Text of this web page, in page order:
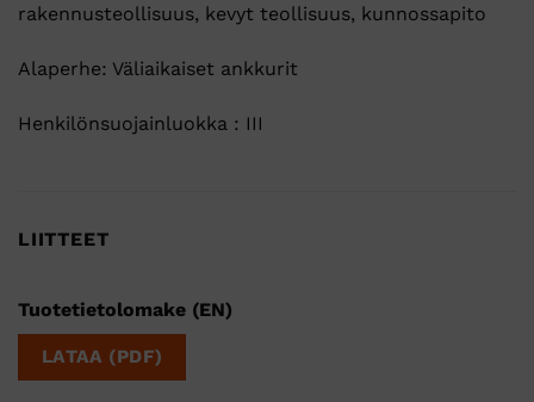
rakennusteollisuus, kevyt teollisuus, kunnossapito
Alaperhe: Väliaikaiset ankkurit
Henkilönsuojainluokka : III
LIITTEET
Tuotetietolomake (EN)
LATAA (PDF)